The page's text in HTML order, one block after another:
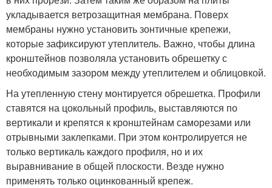
укладывается ветрозащитная мембрана. Поверх
мембраны нужно установить зонтичные крепежи,
которые зафиксируют утеплитель. Важно, чтобы длина
кронштейнов позволяла установить обрешетку с
необходимым зазором между утеплителем и облицовкой.
На утепленную стену монтируется обрешетка. Профили
ставятся на цокольный профиль, выставляются по
вертикали и крепятся к кронштейнам саморезами или
отрывными заклепками. При этом контролируется не
только вертикаль каждого профиля, но и их
выравнивание в общей плоскости. Везде нужно
применять только оцинкованный крепеж.